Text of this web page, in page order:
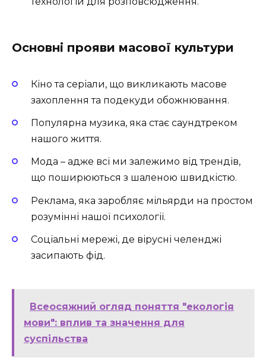
Основні прояви масової культури
Кіно та серіали, що викликають масове
захоплення та подекуди обожнювання.
Популярна музика, яка стає саундтреком
нашого життя.
Мода – адже всі ми залежимо від трендів,
що поширюються з шаленою швидкістю.
Реклама, яка заробляє мільярди на простом
розумінні нашої психології.
Соціальні мережі, де вірусні челенджі
засипають фід.
Всеосяжний огляд поняття "екологія
мови": вплив та значення для
суспільства